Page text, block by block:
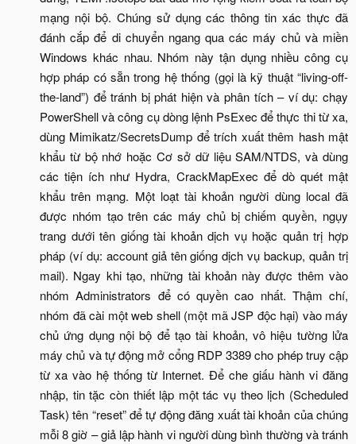
mạng nội bộ. Chúng sử dụng các thông tin xác thực đã
đánh cắp để di chuyển ngang qua các máy chủ và miền
Windows khác nhau. Nhóm này tận dụng nhiều công cụ
hợp pháp có sẵn trong hệ thống (gọi là kỹ thuật “living-off-
the-land”) để tránh bị phát hiện và phân tích – ví dụ: chạy
PowerShell và công cụ dòng lệnh PsExec để thực thi từ xa,
dùng Mimikatz/SecretsDump để trích xuất thêm hash mật
khẩu từ bộ nhớ hoặc Cơ sở dữ liệu SAM/NTDS, và dùng
các tiện ích như Hydra, CrackMapExec để dò quét mật
khẩu trên mạng. Một loạt tài khoản người dùng local đã
được nhóm tạo trên các máy chủ bị chiếm quyền, ngụy
trang dưới tên giống tài khoản dịch vụ hoặc quản trị hợp
pháp (ví dụ: account giả tên giống dịch vụ backup, quản trị
mail). Ngay khi tạo, những tài khoản này được thêm vào
nhóm Administrators để có quyền cao nhất. Thậm chí,
nhóm đã cài một web shell (một mã JSP độc hại) vào máy
chủ ứng dụng nội bộ để tạo tài khoản, vô hiệu tường lửa
máy chủ và tự động mở cổng RDP 3389 cho phép truy cập
từ xa vào hệ thống từ Internet. Để che giấu hành vi đăng
nhập, tin tặc còn thiết lập một tác vụ theo lịch (Scheduled
Task) tên “reset” để tự động đăng xuất tài khoản của chúng
mỗi 8 giờ – giả lập hành vi người dùng bình thường và tránh